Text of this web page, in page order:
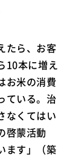
たら、お客
10本に増え
お米の消費
ている。治
なくてはい
啓蒙活動
ます」（築